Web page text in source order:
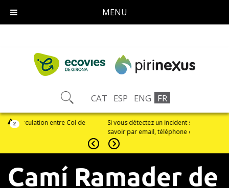
CAT ESP ENG FR
2
Si vous détectez un incident sur l'itinéraire, laissez-nous
savoir par email, téléphone ou réseaux sociaux
Sentier avec
Panissars et
Camí Ramader de
MENU